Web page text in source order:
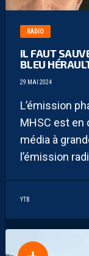
RADIO
IL FAUT
BLEU
29 MAI 2024
L’émission
MHSC est en
média à
l’émission
YTB